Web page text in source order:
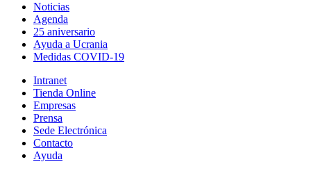
Noticias
Agenda
25 aniversario
Ayuda a Ucrania
Medidas COVID-19
Intranet
Tienda Online
Empresas
Prensa
Sede Electrónica
Contacto
Ayuda